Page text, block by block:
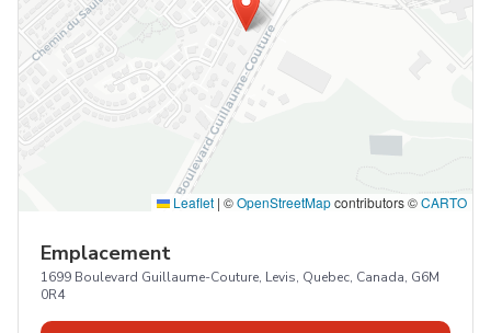
Leaflet | ©OpenStreetMapcontributors ©CARTO
Emplacement
1699 Boulevard Guillaume-Couture, Levis, Quebec, Canada, G6M
0R4